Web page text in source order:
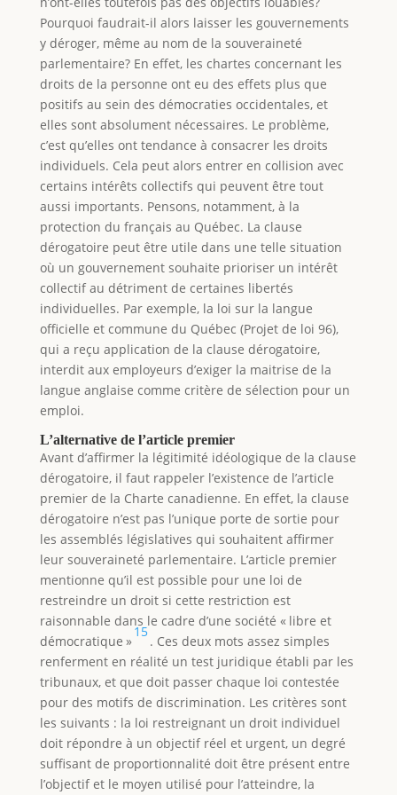
Pourquoi faudrait-il alors laisser les gouvernements
y déroger, même au nom de la souveraineté
parlementaire? En effet, les chartes concernant les
droits de la personne ont eu des effets plus que
positifs au sein des démocraties occidentales, et
elles sont absolument nécessaires. Le problème,
c’est qu’elles ont tendance à consacrer les droits
individuels. Cela peut alors entrer en collision avec
certains intérêts collectifs qui peuvent être tout
aussi importants. Pensons, notamment, à la
protection du français au Québec. La clause
dérogatoire peut être utile dans une telle situation
où un gouvernement souhaite prioriser un intérêt
collectif au détriment de certaines libertés
individuelles. Par exemple, la loi sur la langue
officielle et commune du Québec (Projet de loi 96),
qui a reçu application de la clause dérogatoire,
interdit aux employeurs d’exiger la maitrise de la
langue anglaise comme critère de sélection pour un
emploi.
L’alternative de l’article premier
Avant d’affirmer la légitimité idéologique de la clause
dérogatoire, il faut rappeler l’existence de l’article
premier de la Charte canadienne. En effet, la clause
dérogatoire n’est pas l’unique porte de sortie pour
les assemblés législatives qui souhaitent affirmer
leur souveraineté parlementaire. L’article premier
mentionne qu’il est possible pour une loi de
restreindre un droit si cette restriction est
raisonnable dans le cadre d’une société « libre et
démocratique »
15
. Ces deux mots assez simples
renferment en réalité un test juridique établi par les
tribunaux, et que doit passer chaque loi contestée
pour des motifs de discrimination. Les critères sont
les suivants : la loi restreignant un droit individuel
doit répondre à un objectif réel et urgent, un degré
suffisant de proportionnalité doit être présent entre
l’objectif et le moyen utilisé pour l’atteindre, la